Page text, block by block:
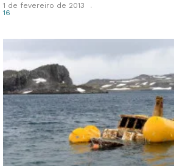
1 de fevereiro de 2013
16